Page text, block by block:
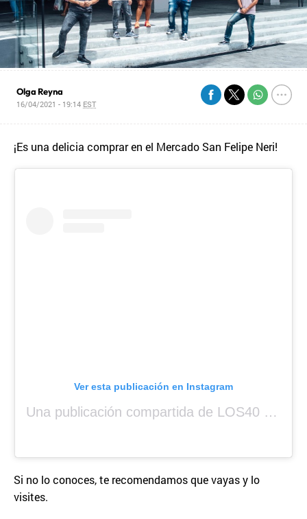
Olga Reyna
16/04/2021 - 19:14 EST
¡Es una delicia comprar en el Mercado San Felipe Neri!
Ver esta publicación en Instagram
Una publicación compartida de LOS40 Panamá 🇵🇦 🎙️🎶 (@los40panama)
Si no lo conoces, te recomendamos que vayas y lo
visites.